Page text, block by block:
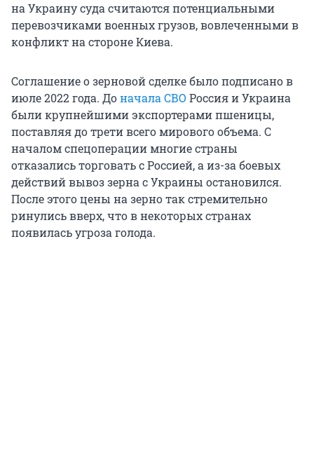
на Украину суда считаются потенциальными
перевозчиками военных грузов, вовлеченными в
конфликт на стороне Киева.
Соглашение о зерновой сделке было подписано в
июле 2022 года. Доначала СВО Россия и Украина
были крупнейшими экспортерами пшеницы,
поставляя до трети всего мирового объема. С
началом спецоперации многие страны
отказались торговать с Россией, а из-за боевых
действий вывоз зерна с Украины остановился.
После этого цены на зерно так стремительно
ринулись вверх, что в некоторых странах
появилась угроза голода.